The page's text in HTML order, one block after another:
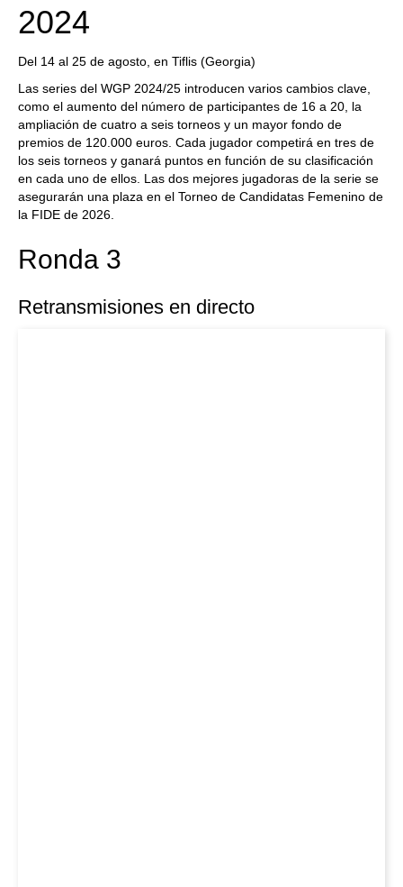
2024
Del 14 al 25 de agosto, en Tiflis (Georgia)
Las series del WGP 2024/25 introducen varios cambios clave,
como el aumento del número de participantes de 16 a 20, la
ampliación de cuatro a seis torneos y un mayor fondo de
premios de 120.000 euros. Cada jugador competirá en tres de
los seis torneos y ganará puntos en función de su clasificación
en cada uno de ellos. Las dos mejores jugadoras de la serie se
asegurarán una plaza en el Torneo de Candidatas Femenino de
la FIDE de 2026.
Ronda 3
Retransmisiones en directo